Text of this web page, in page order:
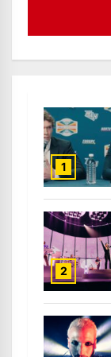
1
2